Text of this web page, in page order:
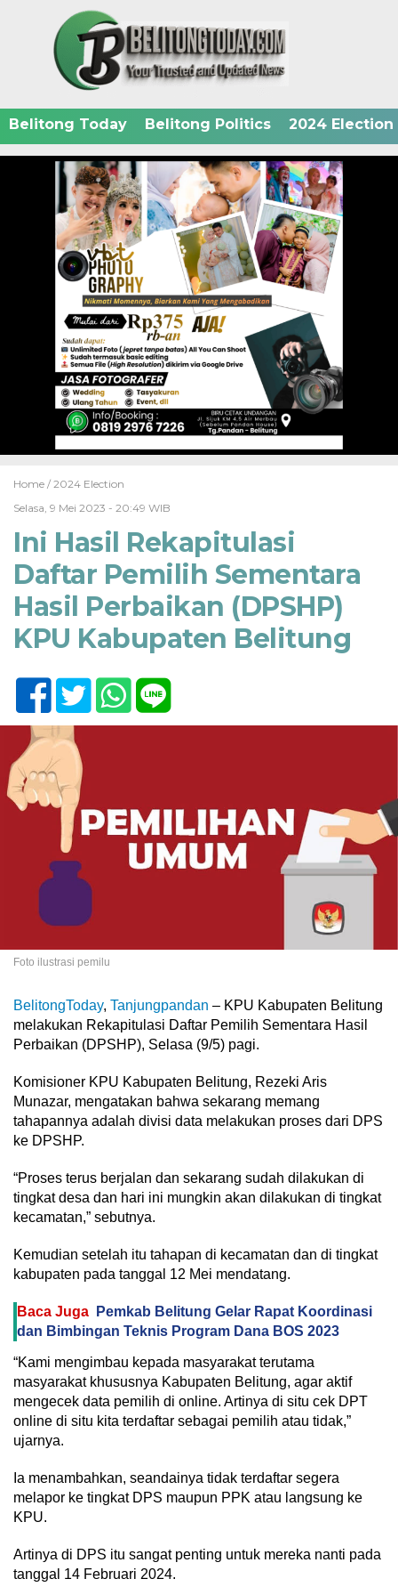
Belitong Today Belitong Politics 2024 Election
Home / 2024 Election
Selasa, 9 Mei 2023 - 20:49 WIB
Ini Hasil Rekapitulasi
Daftar Pemilih Sementara
Hasil Perbaikan (DPSHP)
KPU Kabupaten Belitung
Foto ilustrasi pemilu
BelitongToday, Tanjungpandan – KPU Kabupaten Belitung
melakukan Rekapitulasi Daftar Pemilih Sementara Hasil
Perbaikan (DPSHP), Selasa (9/5) pagi.
Komisioner KPU Kabupaten Belitung, Rezeki Aris
Munazar, mengatakan bahwa sekarang memang
tahapannya adalah divisi data melakukan proses dari DPS
ke DPSHP.
“Proses terus berjalan dan sekarang sudah dilakukan di
tingkat desa dan hari ini mungkin akan dilakukan di tingkat
kecamatan,” sebutnya.
Kemudian setelah itu tahapan di kecamatan dan di tingkat
kabupaten pada tanggal 12 Mei mendatang.
Baca Juga
Pemkab Belitung Gelar Rapat Koordinasi
dan Bimbingan Teknis Program Dana BOS 2023
“Kami mengimbau kepada masyarakat terutama
masyarakat khususnya Kabupaten Belitung, agar aktif
mengecek data pemilih di online. Artinya di situ cek DPT
online di situ kita terdaftar sebagai pemilih atau tidak,”
ujarnya.
Ia menambahkan, seandainya tidak terdaftar segera
melapor ke tingkat DPS maupun PPK atau langsung ke
KPU.
Artinya di DPS itu sangat penting untuk mereka nanti pada
tanggal 14 Februari 2024.